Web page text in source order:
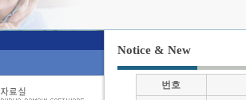
Notice & New
번호